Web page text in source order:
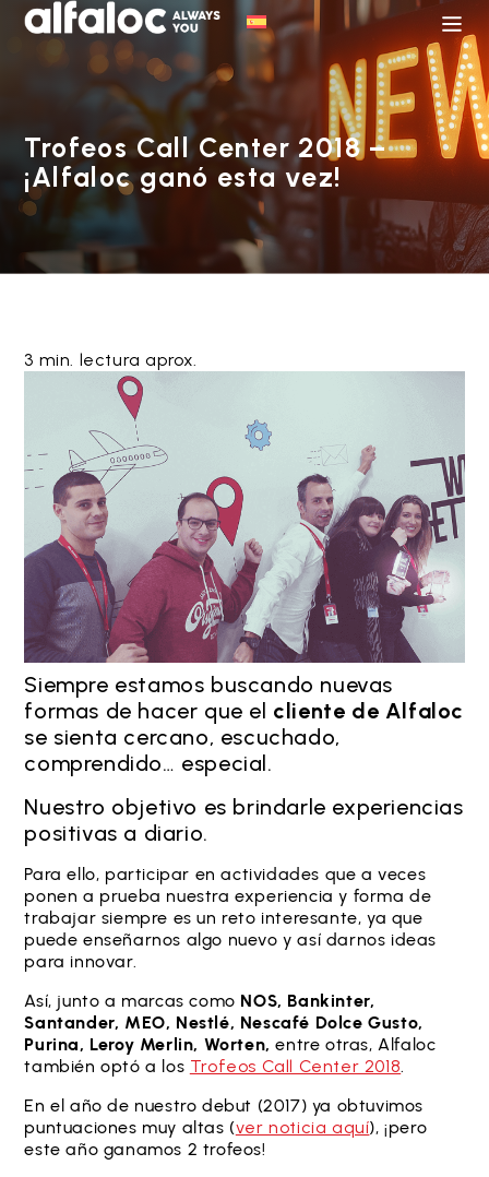
Trofeos Call Center 2018 –
¡Alfaloc ganó esta vez!
3 min. lectura aprox.
Siempre estamos buscando nuevas
formas de hacer que el cliente de Alfaloc
se sienta cercano, escuchado,
comprendido… especial.
Nuestro objetivo es brindarle experiencias
positivas a diario.
Para ello, participar en actividades que a veces
ponen a prueba nuestra experiencia y forma de
trabajar siempre es un reto interesante, ya que
puede enseñarnos algo nuevo y así darnos ideas
para innovar.
Así, junto a marcas como NOS, Bankinter,
Santander, MEO, Nestlé, Nescafé Dolce Gusto,
Purina, Leroy Merlin, Worten, entre otras, Alfaloc
también optó a los Trofeos Call Center 2018.
En el año de nuestro debut (2017) ya obtuvimos
puntuaciones muy altas (ver noticia aquí), ¡pero
este año ganamos 2 trofeos!